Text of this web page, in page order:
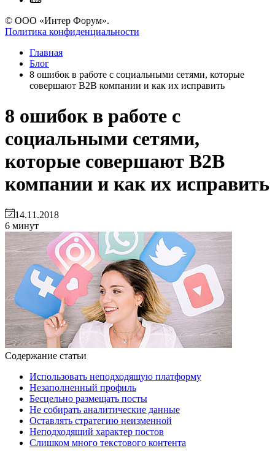
© ООО «Интер Форум».
Политика конфиденциальности
Главная
Блог
8 ошибок в работе с социальными сетями, которые
совершают B2B компании и как их исправить
8 ошибок в работе с
социальными сетями,
которые совершают B2B
компании и как их исправить
14.11.2018
6 минут
Содержание статьи
Использовать неподходящую платформу
Незаполненный профиль
Бесцельно размещать посты
Не собирать аналитические данные
Оставлять стратегию неизменной
Неподходящий характер постов
Слишком много текстового контента